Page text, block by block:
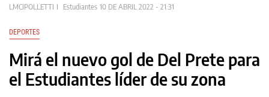
LMCIPOLLETTI Estudiantes 10 DE ABRIL 2022 - 21:31
DEPORTES
Mirá el nuevo gol de Del Prete para
el Estudiantes líder de su zona